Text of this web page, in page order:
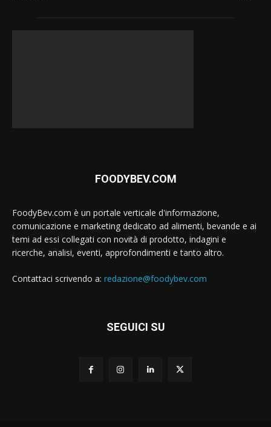
FOODYBEV.COM
FoodyBev.com è un portale verticale d'informazione,
comunicazione e marketing dedicato ad alimenti, bevande e ai
temi ad essi collegati con novità di prodotto, indagini e
ricerche, analisi, eventi, approfondimenti e tanto altro.
Contattaci scrivendo a: redazione@foodybev.com
SEGUICI SU